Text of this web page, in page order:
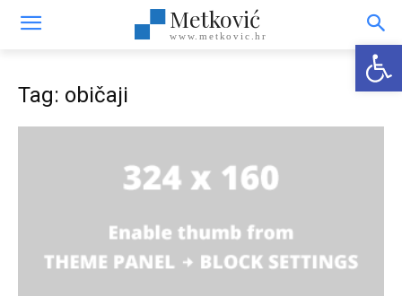
Metković
www.metkovic.hr
Tag: običaji